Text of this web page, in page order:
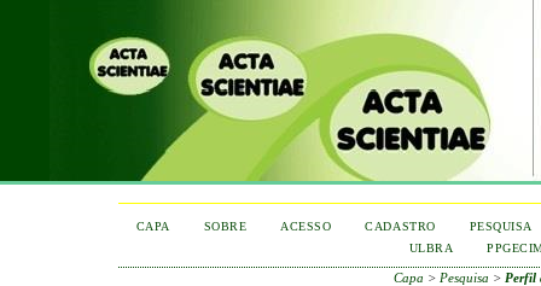
CAPA SOBRE ACESSO CADASTRO
PESQUISA
ULBRA
Capa > Pesquisa > Perfil